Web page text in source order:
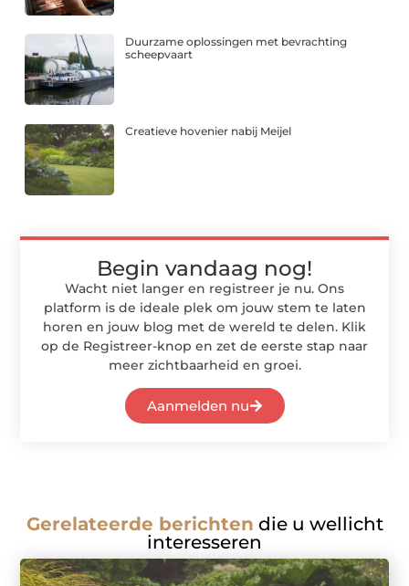
Duurzame oplossingen met bevrachting
scheepvaart
Creatieve hovenier nabij Meijel
Begin vandaag nog!
Wacht niet langer en registreer je nu. Ons
platform is de ideale plek om jouw stem te laten
horen en jouw blog met de wereld te delen. Klik
op de Registreer-knop en zet de eerste stap naar
meer zichtbaarheid en groei.
Aanmelden nu
Gerelateerde berichten die u wellicht
interesseren